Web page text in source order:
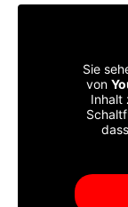
Sie
von
Inhalt